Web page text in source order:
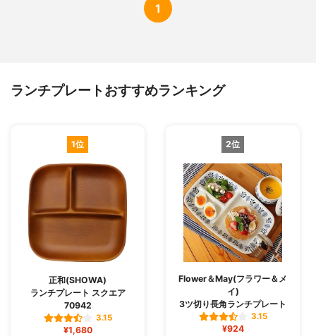
1
ランチプレートおすすめランキング
1位
正和(SHOWA)
ランチプレート スクエア
70942
3.15
¥1,680
2位
Flower＆May(フラワー＆メ
イ)
3ツ切り長角ランチプレート
3.15
¥924